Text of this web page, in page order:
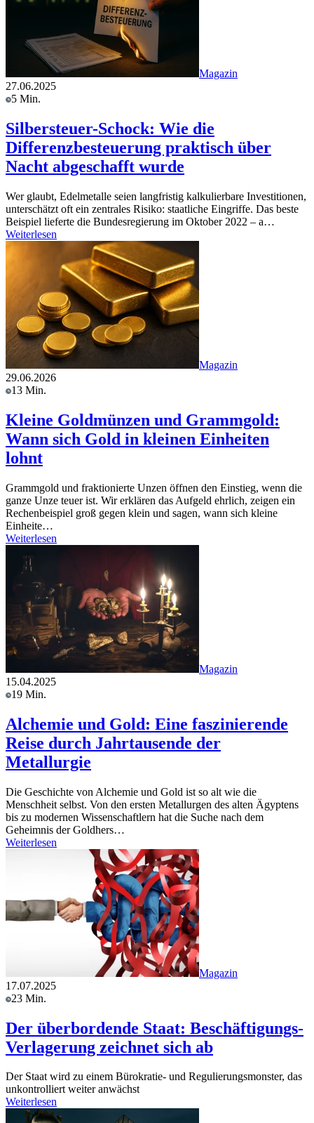
Magazin
27.06.2025
5 Min.
Silbersteuer-Schock: Wie die
Differenzbesteuerung praktisch über
Nacht abgeschafft wurde
Wer glaubt, Edelmetalle seien langfristig kalkulierbare Investitionen,
unterschätzt oft ein zentrales Risiko: staatliche Eingriffe. Das beste
Beispiel lieferte die Bundesregierung im Oktober 2022 – a…
Weiterlesen
Magazin
29.06.2026
13 Min.
Kleine Goldmünzen und Grammgold:
Wann sich Gold in kleinen Einheiten
lohnt
Grammgold und fraktionierte Unzen öffnen den Einstieg, wenn die
ganze Unze teuer ist. Wir erklären das Aufgeld ehrlich, zeigen ein
Rechenbeispiel groß gegen klein und sagen, wann sich kleine
Einheite…
Weiterlesen
Magazin
15.04.2025
19 Min.
Alchemie und Gold: Eine faszinierende
Reise durch Jahrtausende der
Metallurgie
Die Geschichte von Alchemie und Gold ist so alt wie die
Menschheit selbst. Von den ersten Metallurgen des alten Ägyptens
bis zu modernen Wissenschaftlern hat die Suche nach dem
Geheimnis der Goldhers…
Weiterlesen
Magazin
17.07.2025
23 Min.
Der überbordende Staat: Beschäftigungs-
Verlagerung zeichnet sich ab
Der Staat wird zu einem Bürokratie- und Regulierungsmonster, das
unkontrolliert weiter anwächst
Weiterlesen